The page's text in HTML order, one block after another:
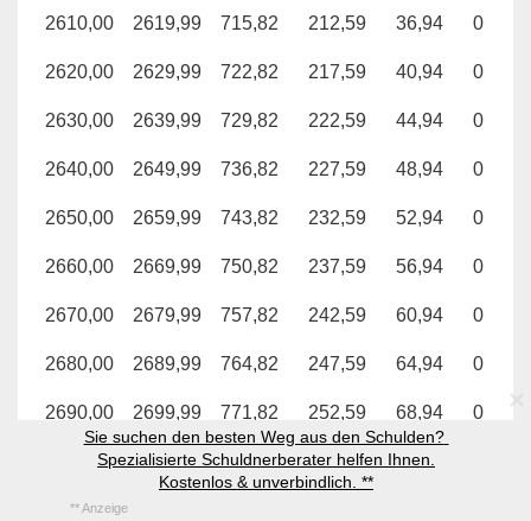
2610,00 2619,99 715,82 212,59 36,94 0
2620,00 2629,99 722,82 217,59 40,94 0
2630,00 2639,99 729,82 222,59 44,94 0
2640,00 2649,99 736,82 227,59 48,94 0
2650,00 2659,99 743,82 232,59 52,94 0
2660,00 2669,99 750,82 237,59 56,94 0
2670,00 2679,99 757,82 242,59 60,94 0
2680,00 2689,99 764,82 247,59 64,94 0
2690,00 2699,99 771,82 252,59 68,94 0
2700,00 2709,99 778,82 257,59 72,94
2710,00
Sie suchen den besten Weg aus den Schulden?
Spezialisierte Schuldnerberater helfen Ihnen.
Kostenlos & unverbindlich. **
** Anzeige